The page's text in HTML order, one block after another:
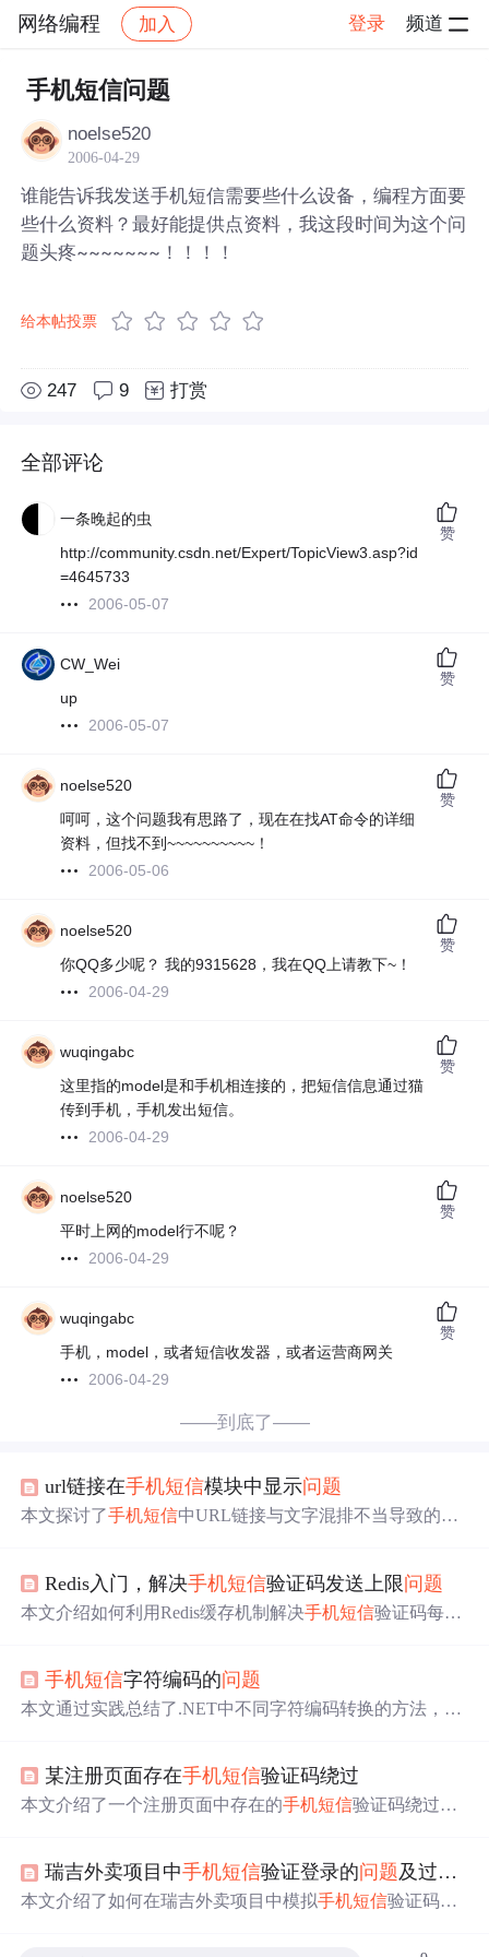
网络编程 加入 登录 频道
社区 网络编程
手机短信问题
noelse520
2006-04-29
谁能告诉我发送手机短信需要些什么设备，编程方面要
些什么资料？最好能提供点资料，我这段时间为这个问
题头疼~~~~~~~！！！！
给本帖投票
247 9 打赏
全部评论
一条晚起的虫
http://community.csdn.net/Expert/TopicView3.asp?id
=4645733
2006-05-07
赞
CW_Wei
up
2006-05-07
赞
noelse520
呵呵，这个问题我有思路了，现在在找AT命令的详细
资料，但找不到~~~~~~~~~~！
2006-05-06
赞
noelse520
你QQ多少呢？ 我的9315628，我在QQ上请教下~！
2006-04-29
赞
wuqingabc
这里指的model是和手机相连接的，把短信信息通过猫
传到手机，手机发出短信。
2006-04-29
赞
noelse520
平时上网的model行不呢？
2006-04-29
赞
wuqingabc
手机，model，或者短信收发器，或者运营商网关
2006-04-29
赞
——到底了——
url链接在手机短信模块中显示问题
本文探讨了手机短信中URL链接与文字混排不当导致的问
Redis入门，解决手机短信验证码发送上限问题
本文介绍如何利用Redis缓存机制解决手机短信验证码每日
验证码发送与验证逻辑、Redis在其中的作用及实际操作步
骤，适用于功能测试人员快速掌握Redis应用。
手机短信字符编码的问题
本文通过实践总结了.NET中不同字符编码转换的方法，包
某注册页面存在手机短信验证码绕过
本文介绍了一个注册页面中存在的手机短信验证码绕过的
瑞吉外卖项目中手机短信验证登录的问题及过程处理
本文介绍了如何在瑞吉外卖项目中模拟手机短信验证码登